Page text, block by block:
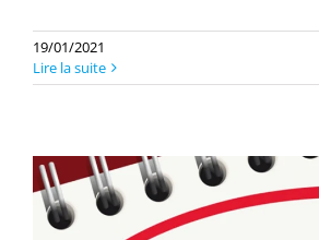
19/01/2021
Lire la suite